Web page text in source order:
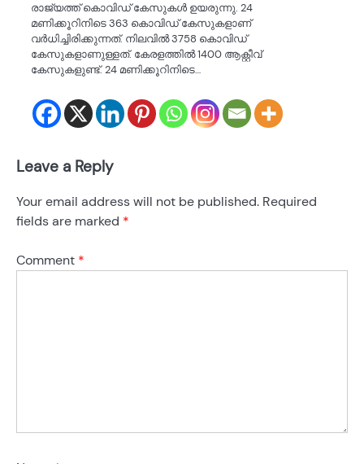
രാജ്യത്ത് കൊവിഡ് കേസുകൾ ഉയരുന്നു. 24
മണിക്കൂറിനിടെ 363 കൊവിഡ് കേസുകളാണ്
വർധിച്ചിരിക്കുന്നത്. നിലവിൽ 3758 കൊവിഡ്
കേസുകളാണുള്ളത്. കേരളത്തിൽ 1400 ആക്റ്റീവ്
കേസുകളുണ്ട്. 24 മണിക്കൂറിനിടെ…
Leave a Reply
Your email address will not be published. Required
fields are marked *
Comment *